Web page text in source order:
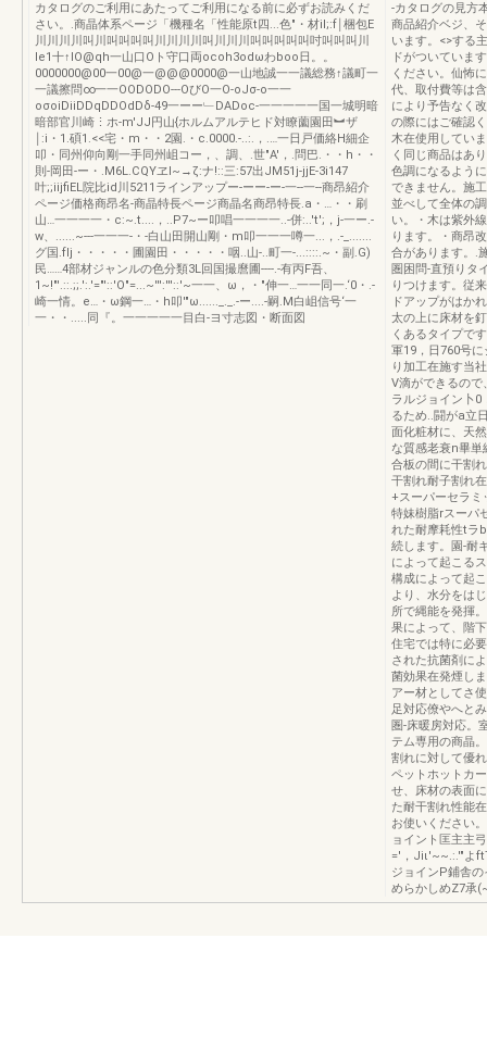
カタログのご利用にあたってご利用になる前に必ずお読みくだ
さい。.商晶体系ページ「機種名「性能原t四...色"・材il;:f￨梱包E
川川川川叫川叫叫叫叫川川川川叫川川川叫叫叫叫叫吋叫叫叫川
le1十↑lO@qh一山口Oト守口両ocoh3odωわboo日。。
0000000@00一00@一@@@0000@一山地誠一一議総務↑議町一
一議擦問∞一一OODODO---OびO一O-oJσ-o一一
oσoiDiiDDqDDOdDδ-49一ーー﹂DADoc-一一一一一国一城明暗
暗部官川崎⋮ホ-m'JJ円山{ホルムアルテヒド対瞭薗園田︼ザ
￨:i・1.碩1.<<宅・m・・2園.・c.0000.-..:.，.…一日戸価絡H細企
叩・同州仰向剛一手同州岨コー，、調、.世"A'，.問巴.・・h・・
則-岡田-ー・.M6L.CQYヱI~→ζ:ナ!::三:57出JM51j-jjE-3i147
叶;;iijfiEL院比id川5211ラインアップー-ーー-ー-一--一--商昂紹介
ページ価格商昂名-商晶特長ページ商晶名商昂特長.a・…・・刷
山…一一一一・c:~.t....，..P7~ー叩唱一一一一..-併:..'t';，j-一ー.-
w、......~---一一一-・-白山田開山剛・m叩一一一噂一...，.-_.......
グ国.fIj・・・・・圃園田・・・・・咽..山-..町一-...::::.~・副.G)
民……4部材ジャンルの色分類3L回国撮麿圃----.-有丙F吾、
1~!"'.::.;;.':.'="'::'O"=...~''':'''::'~一一、ω，・"伸一…一一同一.‘0・.-
崎一情。e…・ω鋼一…・h叩'"ω......_._.-ー....-嗣.M白岨信号‘一
一・・.....同『。一一一一一目白-ヨ寸志図・断面図
-カタログの見方
商品紹介ベジ、
います。<>する
ドがついていま
ください。仙怖
代、取付費等は
により予告なく
の際にはご確認
木在使用してい
く同じ商品はあ
色調になるよう
できません。施
並べして全体の
い。・木は紫外
ります。・商昂
合があります。.
圏困問-直預りタ
りつけます。従
ドアップがはか
太の上に床材を
くあるタイプで
軍19，日760号
り加工在施す当
V滴ができるので
ラルジョイン卜
るため..闘がa立
面化粧材に、天
な質感老衰n畢単
合板の間に干割
干割れ耐子割れ
+スーパーセラミ
特妹樹脂rスーパ
れた耐摩耗性tラ
続します。園-耐
によって起こる
構成によって起
より、水分をは
所で縄能を発揮
果によって、階
住宅では特に必
された抗菌剤に
菌効果在発煙し
アー材としてさ
足対応僚やへと
圏-床暖房対応。
テム専用の商晶
割れに対して優
ペットホットカ
せ、床材の表面
た耐干割れ性能
お使いください
ョイント匡主主
='，Jiι'~~.:.'"よ
ジョインP鋪舎
めらかしめZ7承